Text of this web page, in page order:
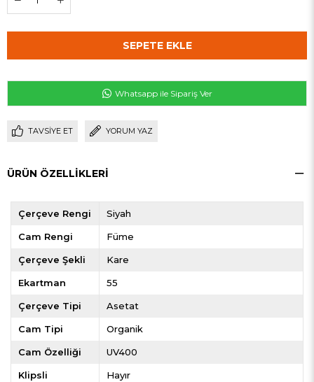
Whatsapp ile Sipariş Ver
TAVSIYE ET YORUM YAZ
ÜRÜN ÖZELLIKLERI
Çerçeve Rengi Siyah
Cam Rengi Füme
Çerçeve Şekli Kare
Ekartman 55
Çerçeve Tipi Asetat
Cam Tipi Organik
Cam Özelliği UV400
Klipsli Hayır